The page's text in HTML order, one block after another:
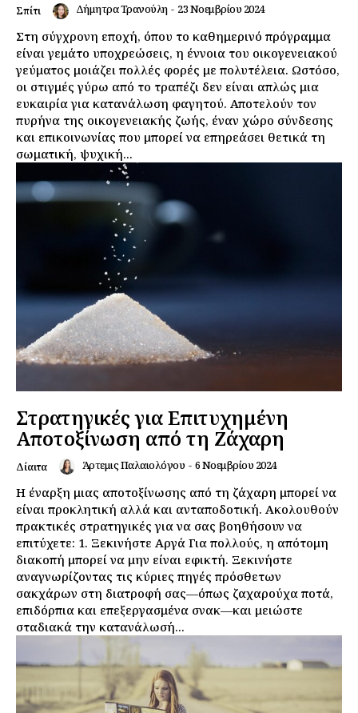
Σπίτι Δήμητρα Τρανούλη - 23 Νοεμβρίου 2024
Στη σύγχρονη εποχή, όπου το καθημερινό πρόγραμμα
είναι γεμάτο υποχρεώσεις, η έννοια του οικογενειακού
γεύματος μοιάζει πολλές φορές με πολυτέλεια. Ωστόσο,
οι στιγμές γύρω από το τραπέζι δεν είναι απλώς μια
ευκαιρία για κατανάλωση φαγητού. Αποτελούν τον
πυρήνα της οικογενειακής ζωής, έναν χώρο σύνδεσης
και επικοινωνίας που μπορεί να επηρεάσει θετικά τη
σωματική, ψυχική...
Στρατηγικές για Επιτυχημένη
Αποτοξίνωση από τη Ζάχαρη
Δίαιτα Άρτεμις Παλαιολόγου - 6 Νοεμβρίου 2024
Η έναρξη μιας αποτοξίνωσης από τη ζάχαρη μπορεί να
είναι προκλητική αλλά και ανταποδοτική. Ακολουθούν
πρακτικές στρατηγικές για να σας βοηθήσουν να
επιτύχετε: 1. Ξεκινήστε Αργά Για πολλούς, η απότομη
διακοπή μπορεί να μην είναι εφικτή. Ξεκινήστε
αναγνωρίζοντας τις κύριες πηγές πρόσθετων
σακχάρων στη διατροφή σας—όπως ζαχαρούχα ποτά,
επιδόρπια και επεξεργασμένα σνακ—και μειώστε
σταδιακά την κατανάλωσή...